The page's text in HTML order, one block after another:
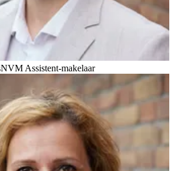
NVM Assistent-makelaar